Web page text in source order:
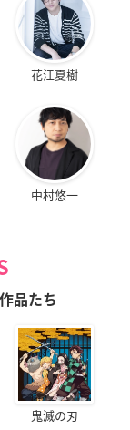
花江夏樹
中村悠一
品たち
鬼滅の刃